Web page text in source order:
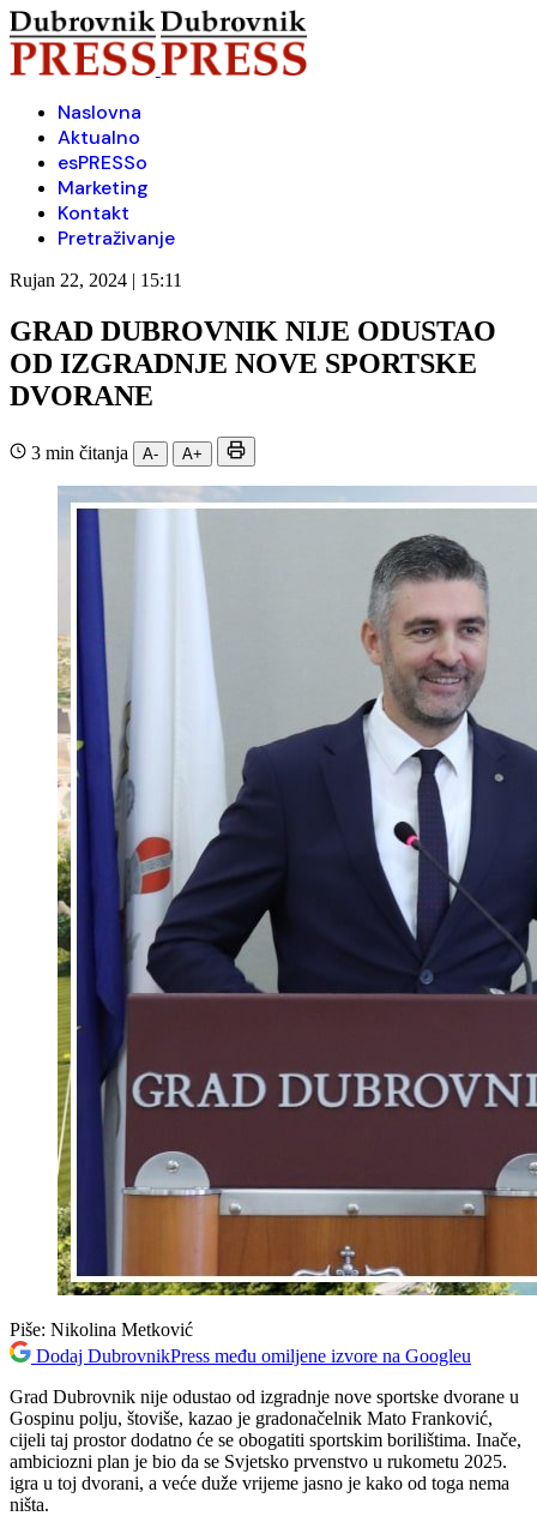
Naslovna
Aktualno
esPRESSo
Marketing
Kontakt
Pretraživanje
Rujan 22, 2024 | 15:11
GRAD DUBROVNIK NIJE ODUSTAO
OD IZGRADNJE NOVE SPORTSKE
DVORANE
3 min čitanja A- A+
Piše: Nikolina Metković
Dodaj DubrovnikPress među omiljene izvore na Googleu
Grad Dubrovnik nije odustao od izgradnje nove sportske dvorane u
Gospinu polju, štoviše, kazao je gradonačelnik Mato Franković,
cijeli taj prostor dodatno će se obogatiti sportskim borilištima. Inače,
ambiciozni plan je bio da se Svjetsko prvenstvo u rukometu 2025.
igra u toj dvorani, a veće duže vrijeme jasno je kako od toga nema
ništa.